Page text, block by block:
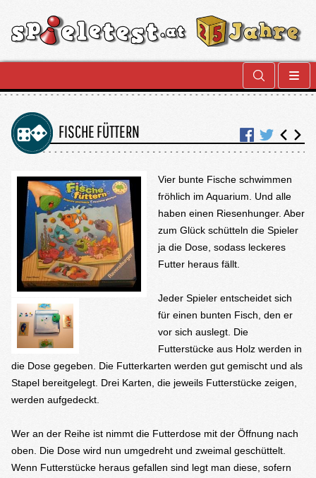
FISCHE FÜTTERN
Vier bunte Fische schwimmen
fröhlich im Aquarium. Und alle
haben einen Riesenhunger. Aber
zum Glück schütteln die Spieler
ja die Dose, sodass leckeres
Futter heraus fällt.
Jeder Spieler entscheidet sich
für einen bunten Fisch, den er
vor sich auslegt. Die
Futterstücke aus Holz werden in
die Dose gegeben. Die Futterkarten werden gut gemischt und als
Stapel bereitgelegt. Drei Karten, die jeweils Futterstücke zeigen,
werden aufgedeckt.
Wer an der Reihe ist nimmt die Futterdose mit der Öffnung nach
oben. Die Dose wird nun umgedreht und zweimal geschüttelt.
Wenn Futterstücke heraus gefallen sind legt man diese, sofern